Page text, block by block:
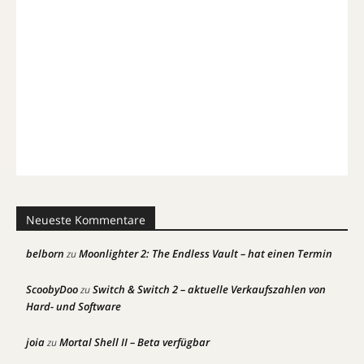
Neueste Kommentare
belborn zuMoonlighter 2: The Endless Vault – hat einen Termin
ScoobyDoozuSwitch & Switch 2 – aktuelle Verkaufszahlen von
Hard- und Software
joiazuMortal Shell II – Beta verfügbar